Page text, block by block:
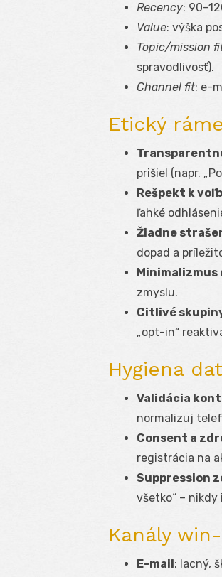
Recency:
Value: výška
Topic/mission
spravodlivosť).
Channel fit: e-
Etický
prišiel (napr.
Rešpekt k
ľahké
Žiadne
dopad a
Minimalizmus
zmyslu.
Citlivé
„opt-in“
Hygiena
Validácia
normalizuj
Consent a
registrácia na
Suppression
všetko“ –
Kanály
E-mail : lacný,